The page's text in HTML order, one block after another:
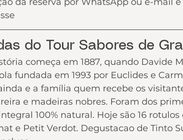
do Tour Sabores de
começa em 1887, quando Davide
fundada em 1993 por Euclides e
e a família quem recebe os
e madeiras nobres. Foram dos
100% natural. Hoje são 16
e Petit Verdot. Degustacao de Tinto